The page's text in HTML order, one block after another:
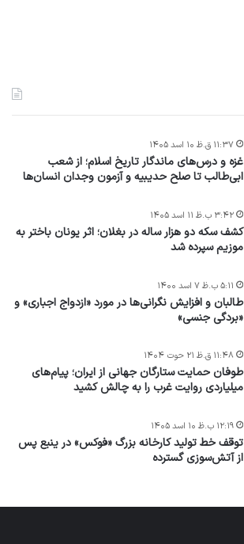
غزه و درس‌های ماندگار تاریخ اسلام؛ از شعب
ابی‌طالب تا صلح حدیبیه و آزمون وجدان انسان‌ها
۱۱:۳۷ ق.ظ ۱۰ اسد ۱۴۰۵
کشف سکه دو هزار ساله در بغلان؛ اثر یونان باختر به
موزیم سپرده شد
۳:۴۲ ب.ظ ۱۱ اسد ۱۴۰۵
طالبان و افزایش نگرانی‌ها در مورد «ازدواج اجباری» و
«بردگی جنسی»
۵:۱۱ ب.ظ ۷ اسد ۱۴۰۰
طوفان حمایت ستارگان جهانی از ایران؛ پیام‌های
میلیاردی روایت غرب را به چالش کشید
۱۱:۴۸ ق.ظ ۲۱ حوت ۱۴۰۴
توقف خط تولید کارخانه بزرگ «فوکس» در ینبع پس
از آتش‌سوزی گسترده
۱۲:۱۹ ب.ظ ۱۰ اسد ۱۴۰۵